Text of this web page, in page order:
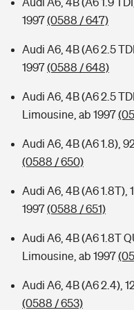
1997(0588 / 647)
Audi A6, 4B (A6 2.5
1997(0588 / 648)
Audi A6, 4B (A6 2.5
Limousine, ab 1997
Audi A6, 4B (A6 1.8),
(0588 / 650)
Audi A6, 4B (A6 1.8T),
1997(0588 / 651)
Audi A6, 4B (A6 1.8T
Limousine, ab 1997
Audi A6, 4B (A6 2.4),
(0588 / 653)